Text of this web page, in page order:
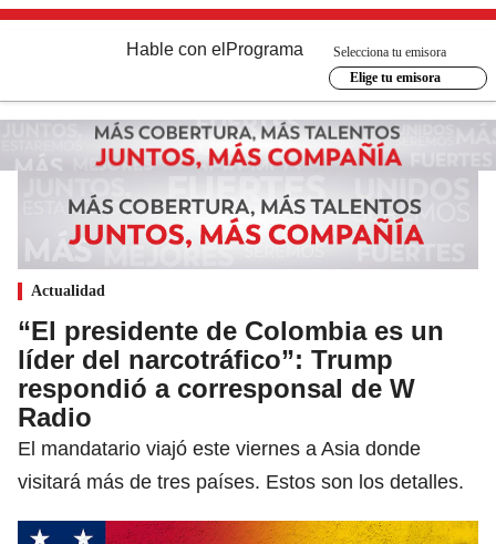
Hable con el Programa
Selecciona tu emisora
Elige tu emisora
Actualidad
“El presidente de Colombia es un
líder del narcotráfico”: Trump
respondió a corresponsal de W
Radio
El mandatario viajó este viernes a Asia donde
visitará más de tres países. Estos son los detalles.